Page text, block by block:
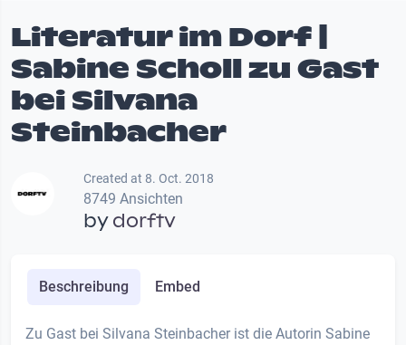
Literatur im Dorf |
Sabine Scholl zu Gast
bei Silvana
Steinbacher
Created at 8. Oct. 2018
8749 Ansichten
bydorftv
Beschreibung Embed
Zu Gast bei Silvana Steinbacher ist die Autorin Sabine